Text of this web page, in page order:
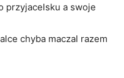
przyjacelsku a swoje
chyba maczal razem